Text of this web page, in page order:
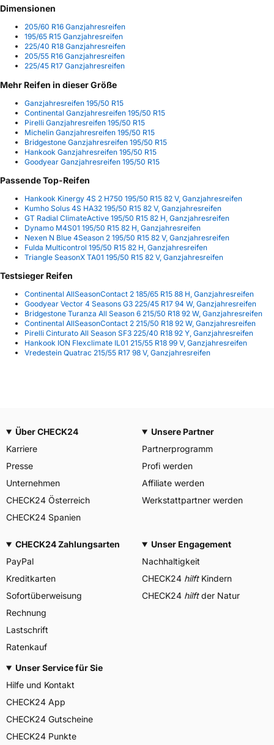
Dimensionen
205/60 R16 Ganzjahresreifen
195/65 R15 Ganzjahresreifen
225/40 R18 Ganzjahresreifen
205/55 R16 Ganzjahresreifen
225/45 R17 Ganzjahresreifen
Mehr Reifen in dieser Größe
Ganzjahresreifen 195/50 R15
Continental Ganzjahresreifen 195/50 R15
Pirelli Ganzjahresreifen 195/50 R15
Michelin Ganzjahresreifen 195/50 R15
Bridgestone Ganzjahresreifen 195/50 R15
Hankook Ganzjahresreifen 195/50 R15
Goodyear Ganzjahresreifen 195/50 R15
Passende Top-Reifen
Hankook Kinergy 4S 2 H750 195/50 R15 82 V, Ganzjahresreifen
Kumho Solus 4S HA32 195/50 R15 82 V, Ganzjahresreifen
GT Radial ClimateActive 195/50 R15 82 H, Ganzjahresreifen
Dynamo M4S01 195/50 R15 82 H, Ganzjahresreifen
Nexen N Blue 4Season 2 195/50 R15 82 V, Ganzjahresreifen
Fulda Multicontrol 195/50 R15 82 H, Ganzjahresreifen
Triangle SeasonX TA01 195/50 R15 82 V, Ganzjahresreifen
Testsieger Reifen
Continental AllSeasonContact 2 185/65 R15 88 H, Ganzjahresreifen
Goodyear Vector 4 Seasons G3 225/45 R17 94 W, Ganzjahresreifen
Bridgestone Turanza All Season 6 215/50 R18 92 W, Ganzjahresreifen
Continental AllSeasonContact 2 215/50 R18 92 W, Ganzjahresreifen
Pirelli Cinturato All Season SF3 225/40 R18 92 Y, Ganzjahresreifen
Hankook ION Flexclimate IL01 215/55 R18 99 V, Ganzjahresreifen
Vredestein Quatrac 215/55 R17 98 V, Ganzjahresreifen
Über CHECK24
Karriere
Presse
Unternehmen
CHECK24 Österreich
CHECK24 Spanien
Unsere Partner
Partnerprogramm
Profi werden
Affiliate werden
Werkstattpartner werden
CHECK24 Zahlungsarten
PayPal
Kreditkarten
Sofortüberweisung
Rechnung
Lastschrift
Ratenkauf
Unser Engagement
Nachhaltigkeit
CHECK24 hilftKindern
CHECK24 hilftder Natur
Unser Service für Sie
Hilfe und Kontakt
CHECK24 App
CHECK24 Gutscheine
CHECK24 Punkte